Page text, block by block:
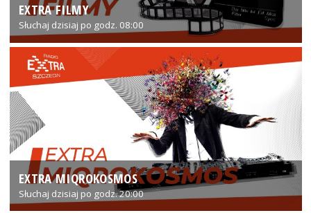
EXTRA FILMY
Słuchaj dzisiaj po godz. 08:00
EXTRA MIQROKOSMOS
Słuchaj dzisiaj po godz. 20:00